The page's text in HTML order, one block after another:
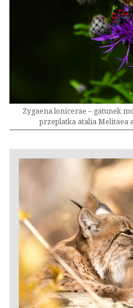
Zygaena lonicerae – gatunek
przeplatka atalia Melitaea